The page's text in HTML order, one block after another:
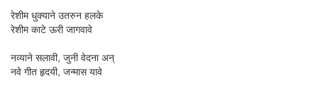
रेशीम धुक्याने उतरुन हलके
रेशीम काटे ऊरी जागवावे
नव्याने सलावी, जुनी वेदना अन्‌
नवे गीत हृदयी, जन्मास यावे